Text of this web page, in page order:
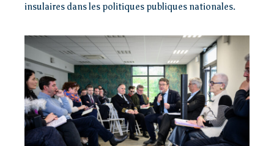
Loi îles
métropolitaines
Visiter
Vivre
insulaires dans les politiques publiques nationales.